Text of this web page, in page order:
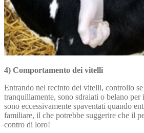
4) Comportamento dei vitelli
Entrando nel recinto dei vitelli, controllo
tranquillamente, sono sdraiati o belano per
sono eccessivamente spaventati quando
familiare, il che potrebbe suggerire che il
contro di loro!